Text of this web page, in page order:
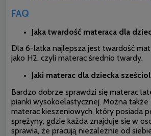
FAQ
Jaka twardość materaca dla
Dla 6-latka najlepsza jest twardość
jako H2, czyli materac średnio twardy.
Jaki materac dla dziecka
Bardzo dobrze sprawdzi się materac
pianki wysokoelastycznej. Można także
materac kieszeniowych, który posiada
sprężyny, gdzie każda znajduje się w
sprawia, że pracują niezależnie od